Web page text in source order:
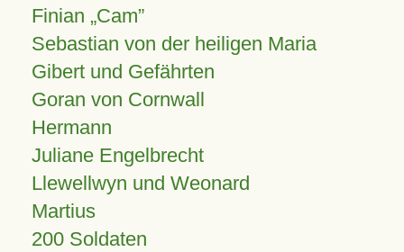
Finian Cam
Sebastian von der heiligen Maria
Gibert und Gefährten
Goran von Cornwall
Hermann
Juliane Engelbrecht
Llewellwyn und Weonard
Martius
200 Soldaten